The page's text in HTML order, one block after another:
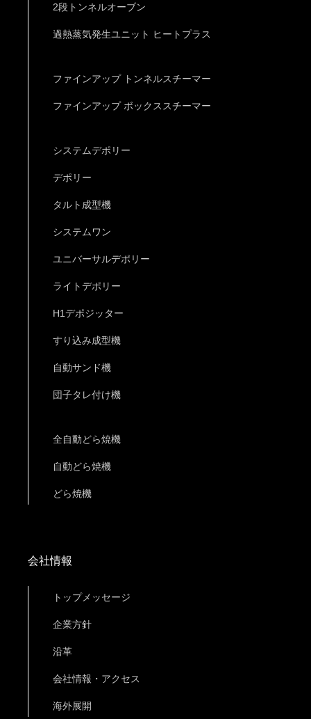
2段トンネルオーブン
過熱蒸気発生ユニット ヒートプラス
ファインアップ トンネルスチーマー
ファインアップ ボックススチーマー
システムデポリー
デポリー
タルト成型機
システムワン
ユニバーサルデポリー
ライトデポリー
H1デポジッター
すり込み成型機
自動サンド機
団子タレ付け機
全自動どら焼機
自動どら焼機
どら焼機
会社情報
トップメッセージ
企業方針
沿革
会社情報・アクセス
海外展開